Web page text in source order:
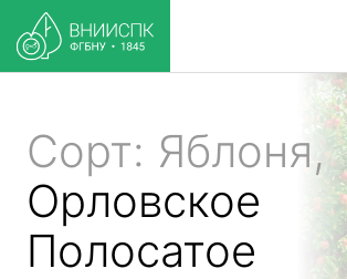
Сорт: Яблоня,
Орловское
Полосатое